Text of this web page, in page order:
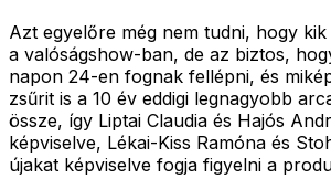
Azt egyelőre még nem tudni, hogy
a valóságshow-ban, de az biztos,
napon 24-en fognak fellépni, és
zsűrit is a 10 év eddigi legnagyobb
össze, így Liptai Claudia és Hajós
képviselve, Lékai-Kiss Ramóna és
újakat képviselve fogja figyelni a